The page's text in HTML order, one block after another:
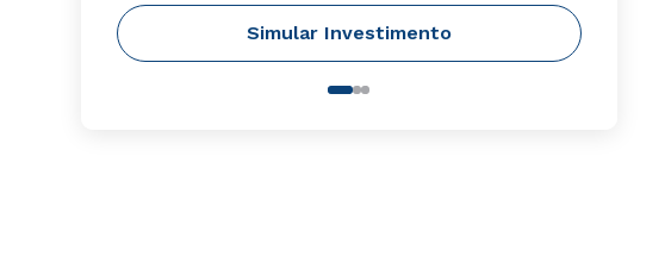
Simular Investimento